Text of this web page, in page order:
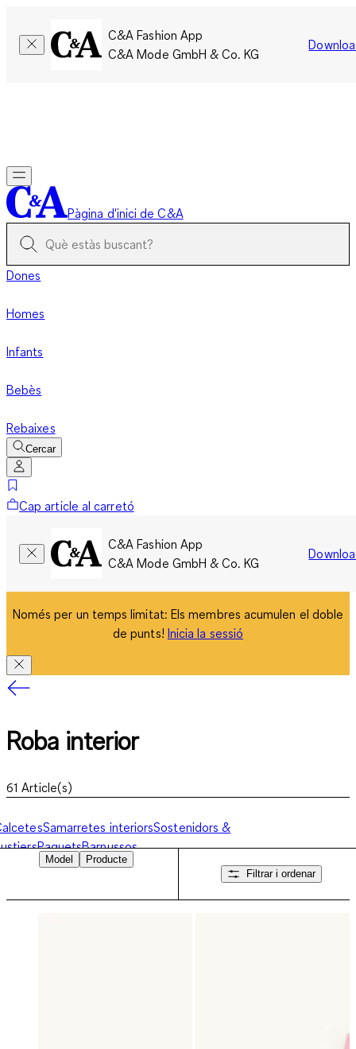
C&A Fashion App
C&A Mode GmbH & Co. KG
Pàgina d'inici de C&A
Dones
Homes
Infants
Bebès
Rebaixes
Cercar
Cap article al carretó
C&A Fashion App
C&A Mode GmbH & Co. KG
Només per un temps limitat: Els membres acumulen el doble
de punts! Inicia la sessió
Roba interior
61 Article(s)
Samarretes interiorsSostenidors &
PaquetsBarnussos
Model
Producte
Filtrar i ordenar